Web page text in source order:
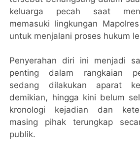
keluarga pecah saat
memasuki lingkungan
untuk menjalani proses hukum
Penyerahan diri ini menjadi
penting dalam rangkaian
sedang dilakukan aparat
demikian, hingga kini belum
kronologi kejadian dan
masing pihak terungkap
publik.